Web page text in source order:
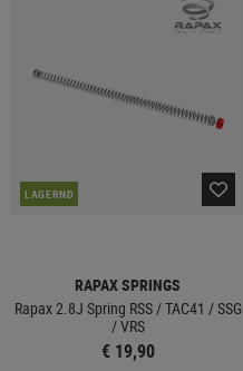
LAGERND
RAPAX SPRINGS
Rapax 2.8J Spring RSS / TAC41 / SSG
/ VRS
€ 19,90